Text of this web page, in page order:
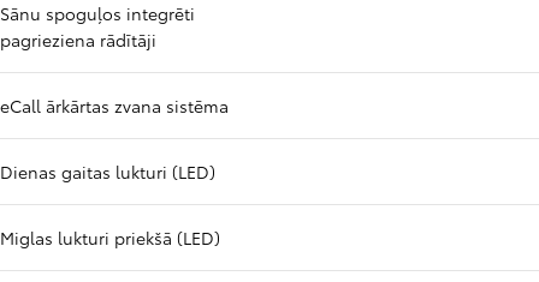
Sānu spoguļos integrēti
pagrieziena rādītāji
eCall ārkārtas zvana sistēma
Dienas gaitas lukturi (LED)
Miglas lukturi priekšā (LED)